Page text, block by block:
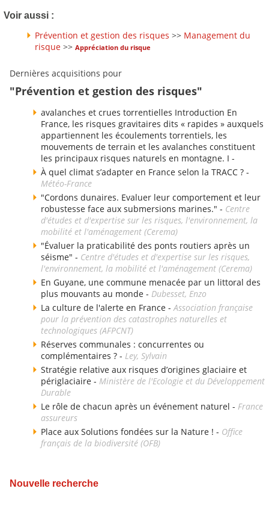
Voir aussi :
Prévention et gestion des risques >> Management du
risque >> Appréciation du risque
Dernières acquisitions pour
"Prévention et gestion des risques"
avalanches et crues torrentielles Introduction En
France, les risques gravitaires dits « rapides » auxquels
appartiennent les écoulements torrentiels, les
mouvements de terrain et les avalanches constituent
les principaux risques naturels en montagne. I -
À quel climat s’adapter en France selon la TRACC ? -
Météo-France
"Cordons dunaires. Evaluer leur comportement et leur
robustesse face aux submersions marines." - Centre
d'études et d'expertise sur les risques, l'environnement, la
mobilité et l'aménagement (Cerema)
"Évaluer la praticabilité des ponts routiers après un
séisme" - Centre d'études et d'expertise sur les risques,
l'environnement, la mobilité et l'aménagement (Cerema)
En Guyane, une commune menacée par un littoral des
plus mouvants au monde - Dubesset, Enzo
La culture de l'alerte en France -Association française
pour la prévention des catastrophes naturelles et
technologiques (AFPCNT)
Réserves communales : concurrentes ou
complémentaires ? - Ley, Sylvain
Stratégie relative aux risques d’origines glaciaire et
périglaciaire - Ministère de l'Ecologie et du Développement
Durable
Le rôle de chacun après un événement naturel - France
assureurs
Place aux Solutions fondées sur la Nature ! - Office
français de la biodiversité (OFB)
Nouvelle recherche